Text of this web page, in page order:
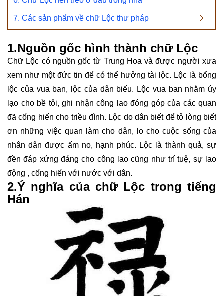
7. Các sản phẩm về chữ Lộc thư pháp
1.Nguồn gốc hình thành chữ Lộc
Chữ Lộc có nguồn gốc từ Trung Hoa và được người xưa
xem như một đức tin để có thể hưởng tài lộc. Lộc là bổng
lộc của vua ban, lộc của dân biếu. Lộc vua ban nhằm úy
lạo cho bề tôi, ghi nhận công lao đóng góp của các quan
đã cống hiến cho triều đình. Lộc do dân biết để tỏ lòng biết
ơn những việc quan làm cho dân, lo cho cuộc sống của
nhân dân được ấm no, hạnh phúc. Lộc là thành quả, sự
đền đáp xứng đáng cho công lao cũng như trí tuệ, sự lao
động , cống hiến với nước với dân.
2.Ý nghĩa của chữ Lộc trong tiếng
Hán